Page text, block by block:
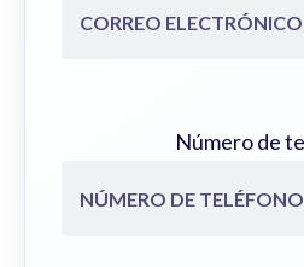
Número de